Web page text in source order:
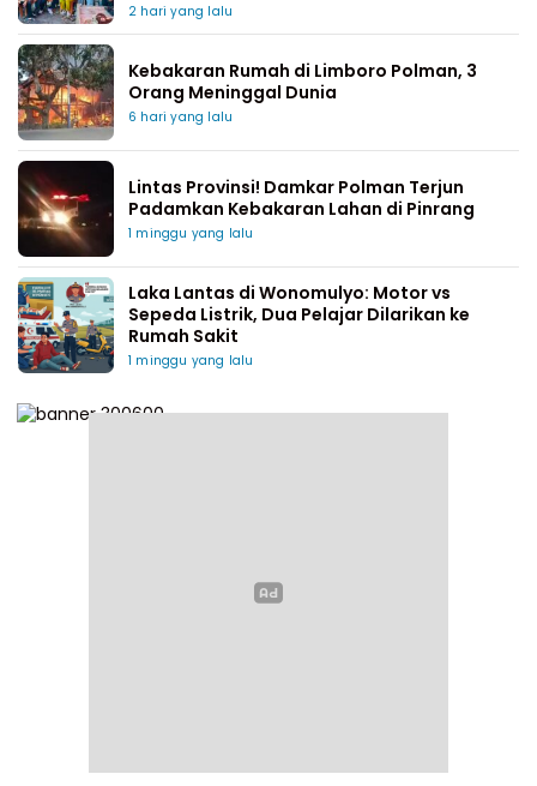
2 hari yang lalu
Kebakaran Rumah di Limboro Polman, 3
Orang Meninggal Dunia
6 hari yang lalu
Lintas Provinsi! Damkar Polman Terjun
Padamkan Kebakaran Lahan di Pinrang
1 minggu yang lalu
Laka Lantas di Wonomulyo: Motor vs
Sepeda Listrik, Dua Pelajar Dilarikan ke
Rumah Sakit
1 minggu yang lalu